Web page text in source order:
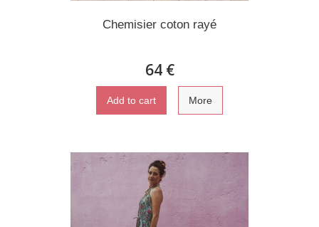
Chemisier coton rayé
64 €
Add to cart More